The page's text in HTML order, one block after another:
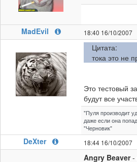
MadEvil 18:40 16/10/2007
Цитата:
тока это не
Это тестовый
будут все
"Пуля производит
даже если она
"Черновик"
DeXter 18:44 16/10/2007
Angry Beaver-